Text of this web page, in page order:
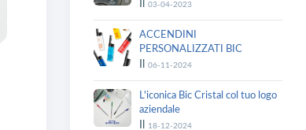
03-04-2023
ACCENDINI
PERSONALIZZATI BIC
06-11-2024
L'iconica Bic Cristal col tuo logo
aziendale
18-12-2024